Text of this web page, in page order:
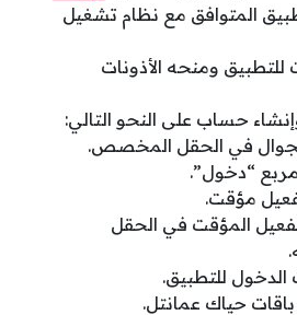
المتوافق مع نظام تشغيل
للتطبيق ومنحه الأذونات
حساب على النحو التالي:
في الحقل المخصص.
“دخول”.
مؤقت.
المؤقت في الحقل
للتطبيق.
باقات حياك عمانتل.